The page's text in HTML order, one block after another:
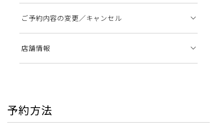
ご予約内容の変更／キャンセル
店舗情報
予約方法